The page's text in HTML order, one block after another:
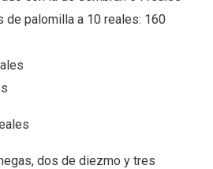
de palomilla a 10 reales: 160
dos de diezmo y tres